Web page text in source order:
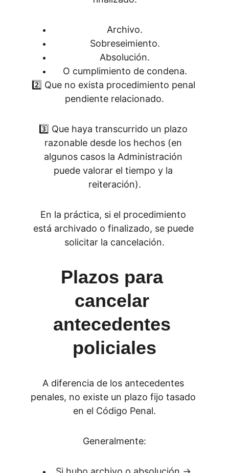
Archivo.
Sobreseimiento.
Absolución.
O cumplimiento de condena.
2️⃣ Que no exista procedimiento penal
pendiente relacionado.
3️⃣ Que haya transcurrido un plazo
razonable desde los hechos (en
algunos casos la Administración
puede valorar el tiempo y la
reiteración).
En la práctica, si el procedimiento
está archivado o finalizado, se puede
solicitar la cancelación.
Plazos para
cancelar
antecedentes
policiales
A diferencia de los antecedentes
penales, no existe un plazo fijo tasado
en el Código Penal.
Generalmente: